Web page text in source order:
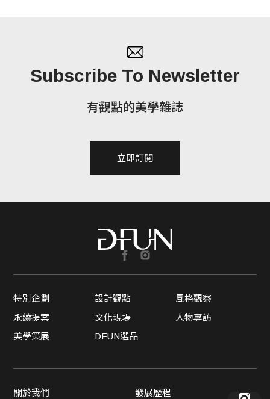
Subscribe To Newsletter
有觀點的美學雜誌
立即訂閱
特別企劃 設計觀點
風格觀察
永續提案
文化現場
人物專訪
美學策展
DFUN選品
關於我們 發展歷程